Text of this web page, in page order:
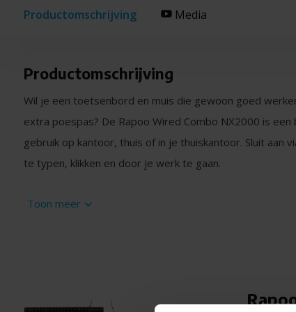
Productomschrijving Media
Productomschrijving
Wil je een toetsenbord en muis die gewoon goed
extra poespas? De Rapoo Wired Combo NX2000 is een
gebruik op kantoor, thuis of in je thuiskantoor. Sluit aan
te typen, klikken en door je werk te gaan.
De bijgeleverde muis ligt goed in de hand en werkt
Toon meer